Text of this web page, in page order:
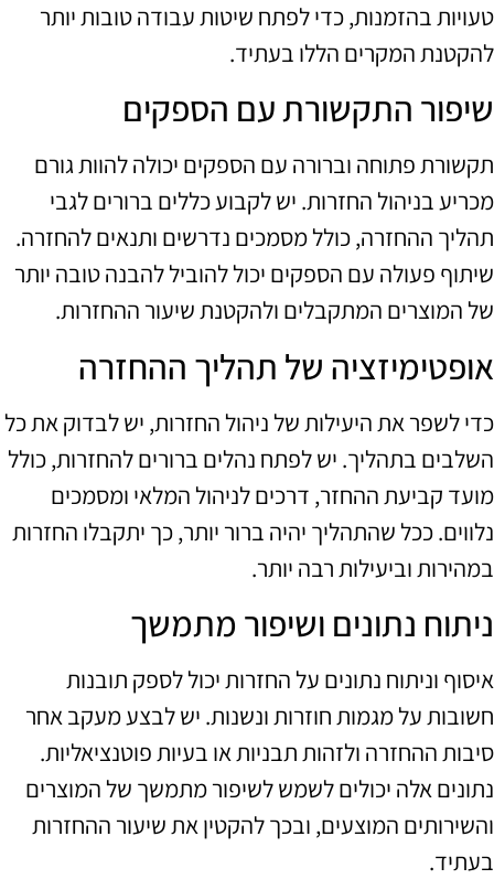
טעויות בהזמנות, כדי לפתח שיטות עבודה טובות יותר
להקטנת המקרים הללו בעתיד.
שיפור התקשורת עם הספקים
תקשורת פתוחה וברורה עם הספקים יכולה להוות גורם
מכריע בניהול החזרות. יש לקבוע כללים ברורים לגבי
תהליך ההחזרה, כולל מסמכים נדרשים ותנאים להחזרה.
שיתוף פעולה עם הספקים יכול להוביל להבנה טובה יותר
של המוצרים המתקבלים ולהקטנת שיעור ההחזרות.
אופטימיזציה של תהליך ההחזרה
כדי לשפר את היעילות של ניהול החזרות, יש לבדוק את כל
השלבים בתהליך. יש לפתח נהלים ברורים להחזרות, כולל
מועד קביעת ההחזר, דרכים לניהול המלאי ומסמכים
נלווים. ככל שהתהליך יהיה ברור יותר, כך יתקבלו החזרות
במהירות וביעילות רבה יותר.
ניתוח נתונים ושיפור מתמשך
איסוף וניתוח נתונים על החזרות יכול לספק תובנות
חשובות על מגמות חוזרות ונשנות. יש לבצע מעקב אחר
סיבות ההחזרה ולזהות תבניות או בעיות פוטנציאליות.
נתונים אלה יכולים לשמש לשיפור מתמשך של המוצרים
והשירותים המוצעים, ובכך להקטין את שיעור ההחזרות
בעתיד.